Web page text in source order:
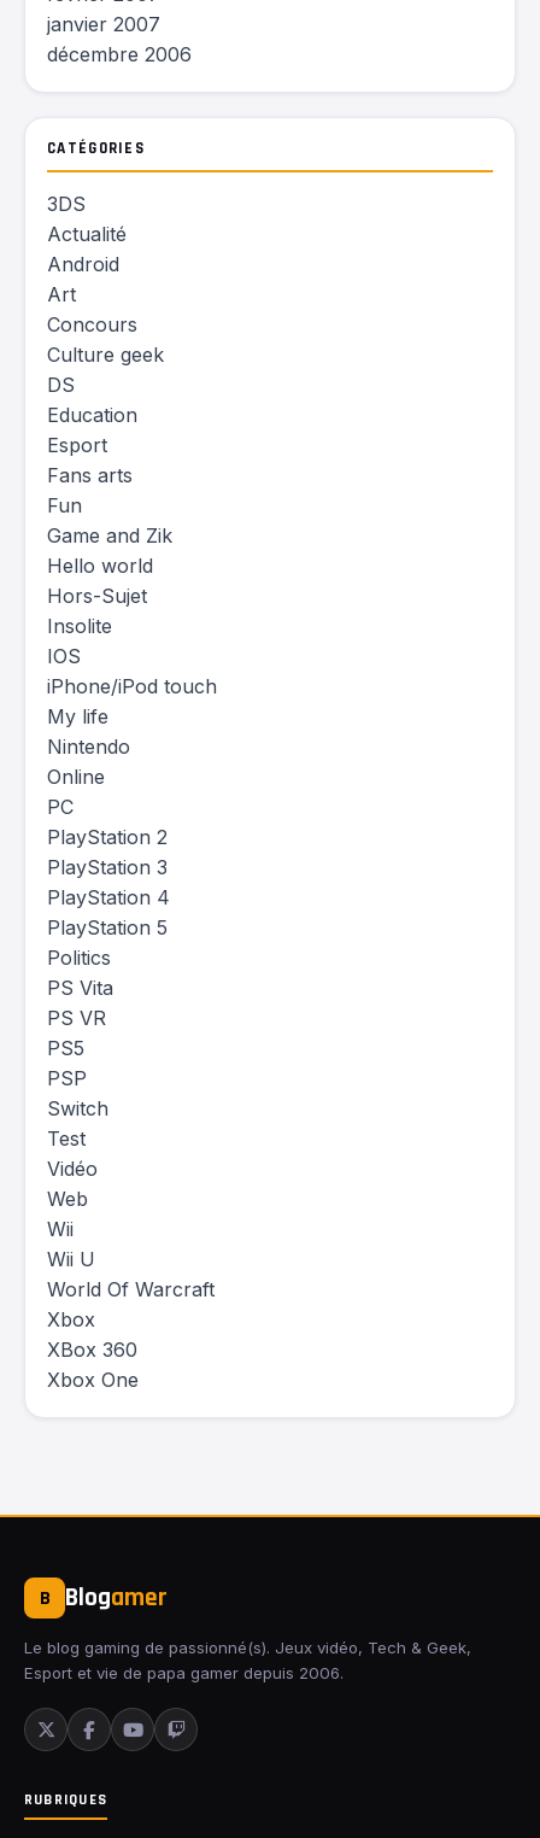
janvier 2007
décembre 2006
CATÉGORIES
3DS
Actualité
Android
Art
Concours
Culture geek
DS
Education
Esport
Fans arts
Fun
Game and Zik
Hello world
Hors-Sujet
Insolite
IOS
iPhone/iPod touch
My life
Nintendo
Online
PC
PlayStation 2
PlayStation 3
PlayStation 4
PlayStation 5
Politics
PS Vita
PS VR
PS5
PSP
Switch
Test
Vidéo
Web
Wii
Wii U
World Of Warcraft
Xbox
XBox 360
Xbox One
B Blogamer
Le blog gaming de passionné(s). Jeux vidéo, Tech & Geek,
Esport et vie de papa gamer depuis 2006.
RUBRIQUES